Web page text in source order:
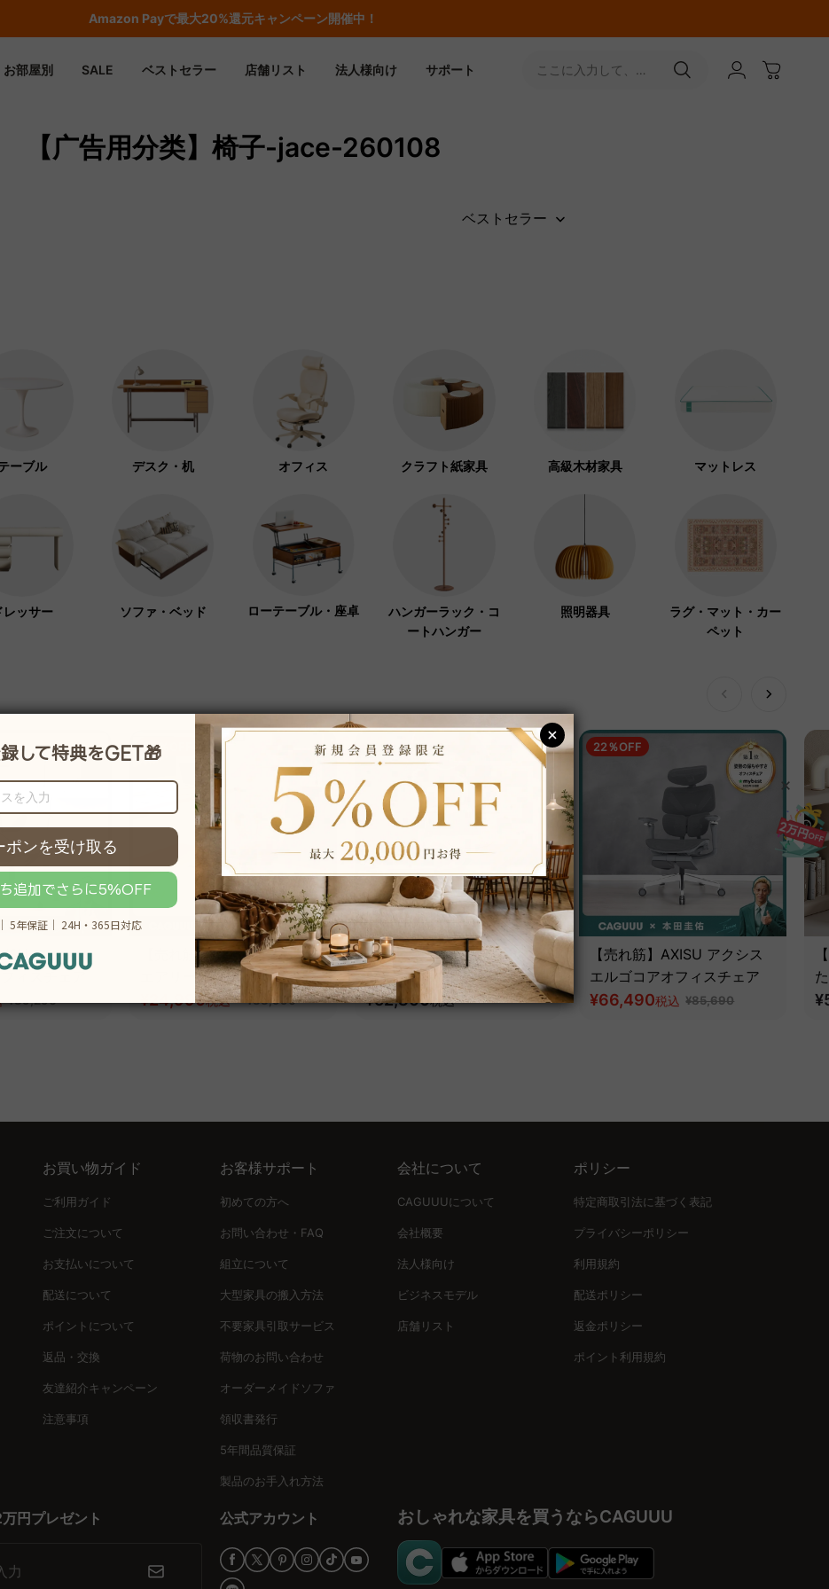
Amazon Payで最大20%還元キャンペーン開催中！
お部屋別 SALE ベストセラー 店舗リスト 法人様向け サポート
ここに入力して、
【广告用分类】椅子-jace-260108
ベストセラー
ーブル デスク・机 オフィス クラフト紙家具 高級木材家具 マットレス
レッサー ソファ・ベッド ローテーブル・座卓
ハンガーラック・コ
ートハンガー
照明器具
ラグ・マット・カー
ペット
アクシス
¥39,290
26％OFF
【売れ筋】AXISU アクシス
エアリーライトオフィスチェ
ア
¥24,990税込~ ¥33,990
AXISU アクシスエルゴフラ
イオフィスチェア｜圧倒的な
追従機能とフルサポート構造
¥52,800税込
22％OFF
【売れ筋】AXISU アクシス
エルゴコアオフィスチェア
¥66,490税込 ¥85,690
お買い物ガイド
ご利用ガイド
ご注文について
お支払いについて
配送について
ポイントについて
返品・交換
友達紹介キャンペーン
注意事項
お客様サポート
初めての方へ
お問い合わせ・FAQ
組立について
大型家具の搬入方法
不要家具引取サービス
荷物のお問い合わせ
オーダーメイドソファ
領収書発行
5年間品質保証
製品のお手入れ方法
会社について
CAGUUUについて
会社概要
法人様向け
ビジネスモデル
店舗リスト
ポリシー
特定商取引法に基づく表記
プライバシーポリシー
利用規約
配送ポリシー
返金ポリシー
ポイント利用規約
円プレゼント
力
公式アカウント おしゃれな家具を買うならCAGUUU